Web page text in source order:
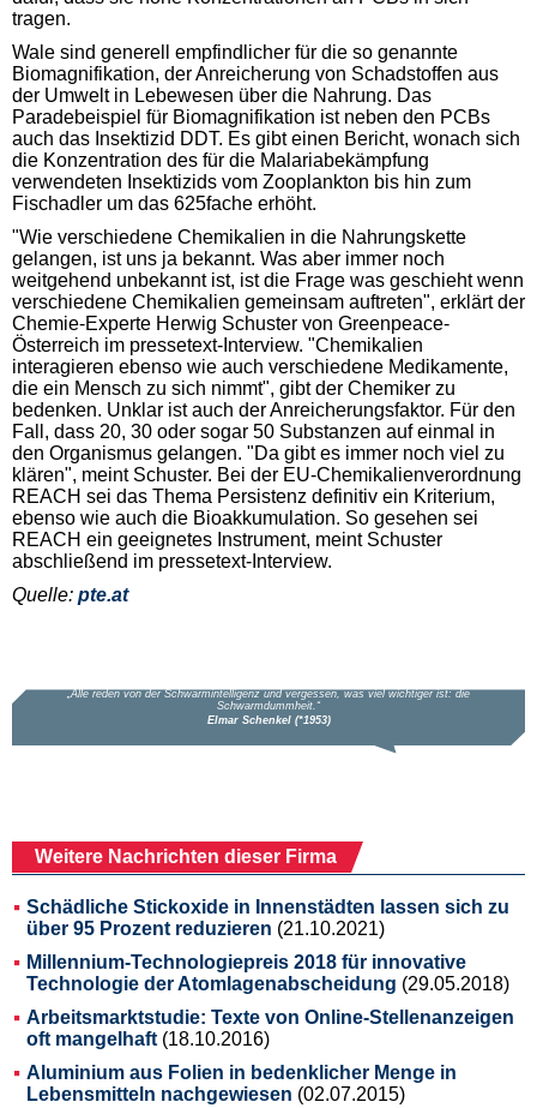
tragen.
Wale sind generell empfindlicher für die so genannte
Biomagnifikation, der Anreicherung von Schadstoffen aus
der Umwelt in Lebewesen über die Nahrung. Das
Paradebeispiel für Biomagnifikation ist neben den PCBs
auch das Insektizid DDT. Es gibt einen Bericht, wonach sich
die Konzentration des für die Malariabekämpfung
verwendeten Insektizids vom Zooplankton bis hin zum
Fischadler um das 625fache erhöht.
"Wie verschiedene Chemikalien in die Nahrungskette
gelangen, ist uns ja bekannt. Was aber immer noch
weitgehend unbekannt ist, ist die Frage was geschieht wenn
verschiedene Chemikalien gemeinsam auftreten", erklärt der
Chemie-Experte Herwig Schuster von Greenpeace-
Österreich im pressetext-Interview. "Chemikalien
interagieren ebenso wie auch verschiedene Medikamente,
die ein Mensch zu sich nimmt", gibt der Chemiker zu
bedenken. Unklar ist auch der Anreicherungsfaktor. Für den
Fall, dass 20, 30 oder sogar 50 Substanzen auf einmal in
den Organismus gelangen. "Da gibt es immer noch viel zu
klären", meint Schuster. Bei der EU-Chemikalienverordnung
REACH sei das Thema Persistenz definitiv ein Kriterium,
ebenso wie auch die Bioakkumulation. So gesehen sei
REACH ein geeignetes Instrument, meint Schuster
abschließend im pressetext-Interview.
Quelle: pte.at
Weitere Nachrichten dieser Firma
Schädliche Stickoxide in Innenstädten lassen sich zu
über 95 Prozent reduzieren (21.10.2021)
Millennium-Technologiepreis 2018 für innovative
Technologie der Atomlagenabscheidung (29.05.2018)
Arbeitsmarktstudie: Texte von Online-Stellenanzeigen
oft mangelhaft (18.10.2016)
Aluminium aus Folien in bedenklicher Menge in
Lebensmitteln nachgewiesen (02.07.2015)